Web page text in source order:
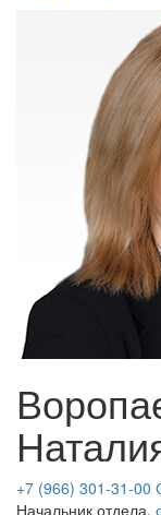
+7 (966) 301-31-00
Начальник отдела,